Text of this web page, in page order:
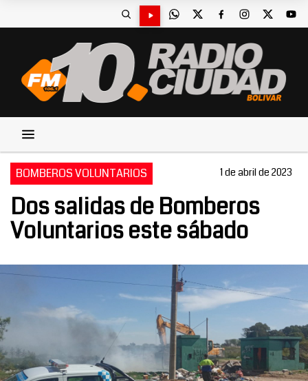
BOMBEROS VOLUNTARIOS 1 de abril de 2023
Dos salidas de Bomberos
Voluntarios este sábado